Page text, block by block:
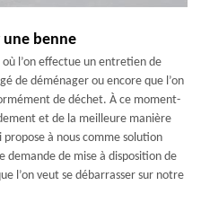
benne
l’on effectue un entretien de
de déménager ou encore que l’on
de déchet. À ce moment-
et de la meilleure manière
propose à nous comme solution
demande de mise à disposition de
l’on veut se débarrasser sur notre